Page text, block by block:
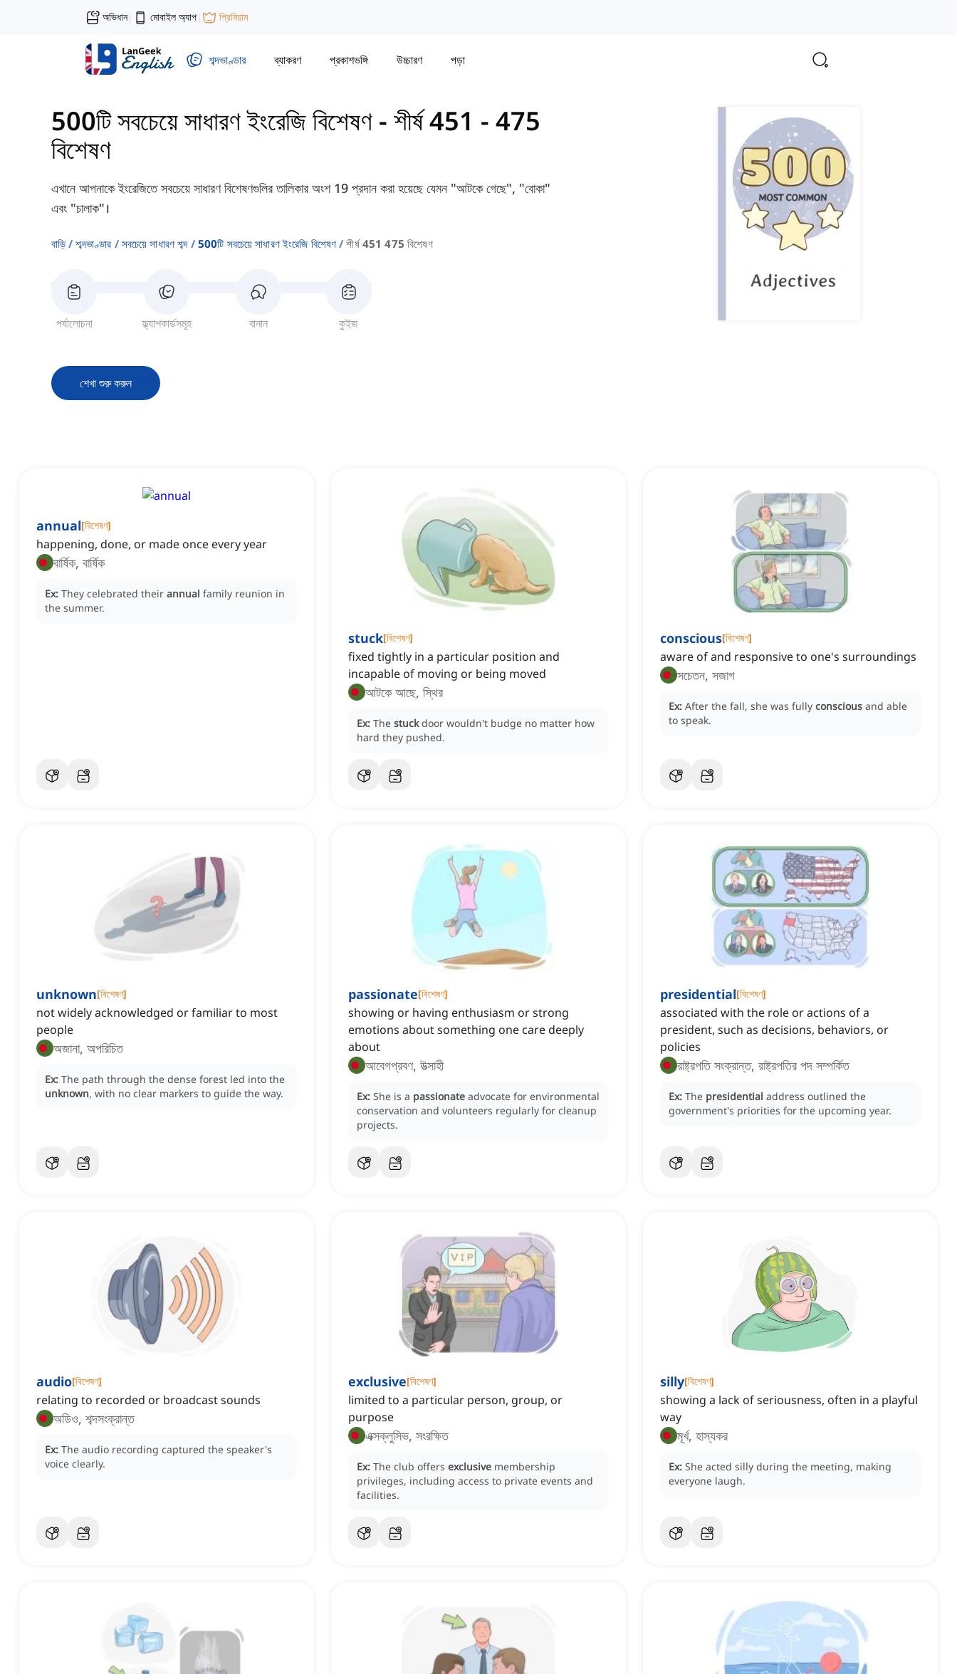
অভিধান| মোবাইল অ্যাপ| প্রিমিয়াম
শব্দভাণ্ডার ব্যাকরণ প্রকাশভঙ্গি উচ্চারণ পড়া
500টি সবচেয়ে সাধারণ ইংরেজি বিশেষণ - শীর্ষ 451 - 475
বিশেষণ
এখানে আপনাকে ইংরেজিতে সবচেয়ে সাধারণ বিশেষণগুলির তালিকার অংশ 19 প্রদান করা হয়েছে যেমন "আটকে গেছে", "বোকা"
এবং "চালাক"।
বাড়ি শব্দভাণ্ডার সবচেয়ে সাধারণ শব্দ 500টি সবচেয়ে সাধারণ ইংরেজি বিশেষণ শীর্ষ 451 475 বিশেষণ
পর্যালোচনা ফ্ল্যাশকার্ডসমূহ বানান কুইজ
শেখা শুরু করুন
annual[বিশেষণ]
happening, done, or made once every year
বার্ষিক, বার্ষিক
Ex: They celebrated their annual family reunion in
the summer.
stuck[বিশেষণ]
fixed tightly in a particular position and
incapable of moving or being moved
আটকে আছে, স্থির
Ex: The stuck door wouldn't budge no matter how
hard they pushed.
conscious[বিশেষণ]
aware of and responsive to one's surroundings
সচেতন, সজাগ
Ex: After the fall, she was fully conscious and able
to speak.
unknown[বিশেষণ]
not widely acknowledged or familiar to most
people
অজানা, অপরিচিত
Ex: The path through the dense forest led into the
unknown, with no clear markers to guide the way.
passionate[বিশেষণ]
showing or having enthusiasm or strong
emotions about something one care deeply
about
আবেগপ্রবণ, উত্সাহী
Ex: She is a passionate advocate for environmental
conservation and volunteers regularly for cleanup
projects.
presidential[বিশেষণ]
associated with the role or actions of a
president, such as decisions, behaviors, or
policies
রাষ্ট্রপতি সংক্রান্ত, রাষ্ট্রপতির পদ সম্পর্কিত
Ex: The presidential address outlined the
government's priorities for the upcoming year.
audio[বিশেষণ]
relating to recorded or broadcast sounds
অডিও, শব্দসংক্রান্ত
Ex: The audio recording captured the speaker's
voice clearly.
exclusive[বিশেষণ]
limited to a particular person, group, or
purpose
এক্সক্লুসিভ, সংরক্ষিত
Ex: The club offers exclusive membership
privileges, including access to private events and
facilities.
silly[বিশেষণ]
showing a lack of seriousness, often in a playful
way
মূর্খ, হাস্যকর
Ex: She acted silly during the meeting, making
everyone laugh.